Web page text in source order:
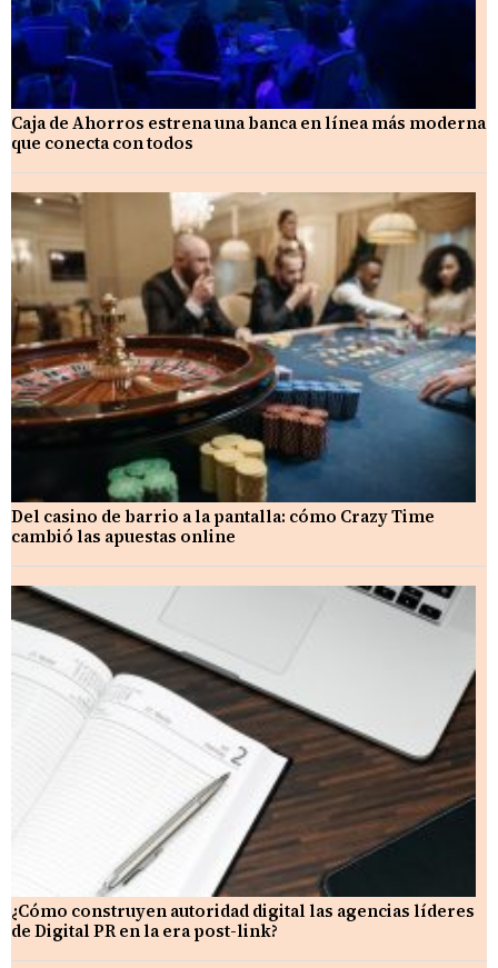
Caja de Ahorros estrena una banca en línea más moderna
que conecta con todos
Del casino de barrio a la pantalla: cómo Crazy Time
cambió las apuestas online
¿Cómo construyen autoridad digital las agencias líderes
de Digital PR en la era post-link?